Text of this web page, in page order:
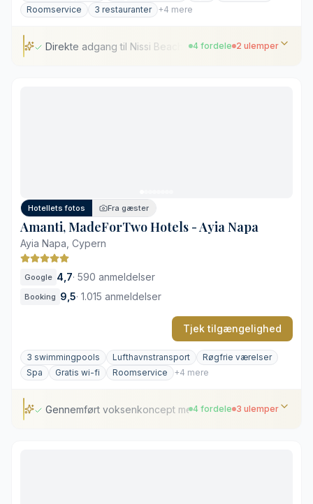
Roomservice
3 restauranter +4 mere
Direkte adgang til Nissi Beach 4 fordele 2 ulemper
Hotellets fotos Fra gæster
Amanti, MadeForTwo Hotels - Ayia Napa
Ayia Napa, Cypern
Google 4,7· 590 anmeldelser
Booking 9,5· 1.015 anmeldelser
Tjek tilgængelighed
3 swimmingpools Lufthavnstransport
Røgfrie værelser
Spa
Gratis wi-fi Roomservice +4 mere
Gennemført voksenkoncept med fokus på par
4 fordele 3 ulemper